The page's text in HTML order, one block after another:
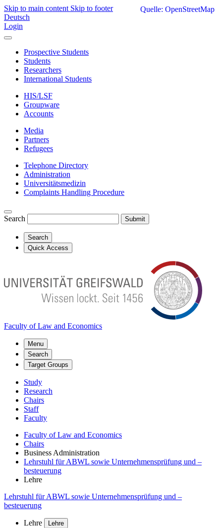
Skip to main content Skip to footer
Deutsch
Login
Prospective Students
Students
Researchers
International Students
HIS/LSF
Groupware
Accounts
Media
Partners
Refugees
Telephone Directory
Administration
Universitätsmedizin
Complaints Handling Procedure
Search Submit
Search
Quick Access
Faculty of Law and Economics
Menu
Search
Target Groups
Study
Research
Chairs
Staff
Faculty
Faculty of Law and Economics
Chairs
Business Administration
Lehrstuhl für ABWL sowie Unternehmensprüfung und –
besteuerung
Lehre
Lehrstuhl für ABWL sowie Unternehmensprüfung und –
besteuerung
Lehre Lehre
Quelle: OpenStreetMap